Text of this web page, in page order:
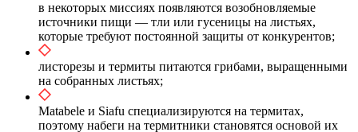
в некоторых миссиях появляются возобновляемые
источники пищи — тли или гусеницы на листьях,
которые требуют постоянной защиты от конкурентов;
листорезы и термиты питаются грибами, выращенными
на собранных листьях;
Matabele и Siafu специализируются на термитах,
поэтому набеги на термитники становятся основой их